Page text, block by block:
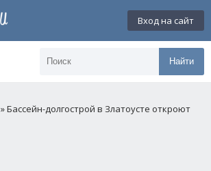
Вход на сайт
Найти
» Бассейн-долгострой в Златоусте откроют